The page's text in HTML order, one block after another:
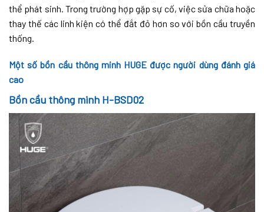
thể phát sinh. Trong trường hợp gặp sự cố, việc sửa chữa hoặc
thay thế các linh kiện có thể đắt đỏ hơn so với bồn cầu truyền
thống.
Một số bồn cầu thông minh HUGE được người dùng đánh giá
cao
Bồn cầu thông minh H-BSD02